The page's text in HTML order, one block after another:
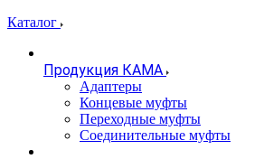
Каталог
Продукция КАМА
Адаптеры
Концевые муфты
Переходные муфты
Соединительные муфты